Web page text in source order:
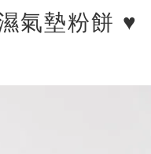
氣墊粉餅 ♥